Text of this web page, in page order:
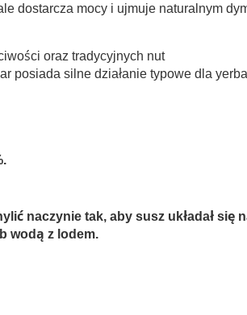
dostarcza mocy i ujmuje naturalnym
oraz tradycyjnych nut
posiada silne działanie typowe dla
naczynie tak, aby susz układał się
wodą z lodem.